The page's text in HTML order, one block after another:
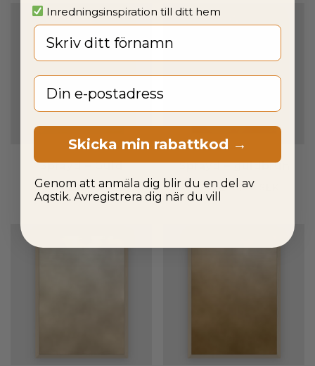
Sprayd – Guld
Från1 295,00SEK
Sprayd – guldbrun
Från1 295,00
Inredningsinspiration till ditt hem
Fornavn
Email
Skicka min rabattkod →
Genom att anmäla dig blir du en del av
Aqstik. Avregistrera dig när du vill